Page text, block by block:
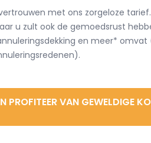
met ons zorgeloze
u zult ook de gemoedsrust
en meer*
PROFITEER VAN GEWELDIGE